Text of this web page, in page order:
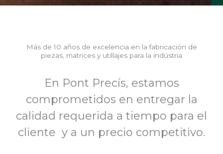
fabricación de
piezas, matrices
y utillajes para la
indústria
Más de 10 años de excelencia en la fabricación de
piezas, matrices y utillajes para la indústria
En Pont Precís, estamos
comprometidos en entregar la
calidad requerida a tiempo para el
cliente y a un precio competitivo.